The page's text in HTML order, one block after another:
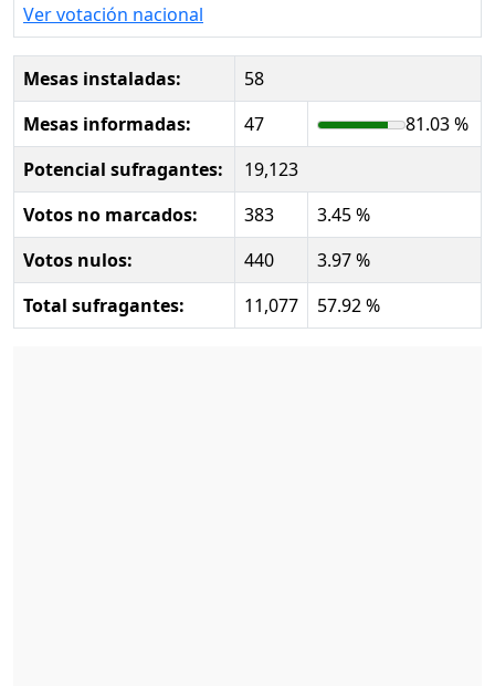
Ver votación nacional
Mesas instaladas:
58
Mesas informadas:
47
81.03 %
Potencial sufragantes:
19,123
Votos no marcados:
383
3.45 %
Votos nulos:
440
3.97 %
Total sufragantes:
11,077 57.92 %